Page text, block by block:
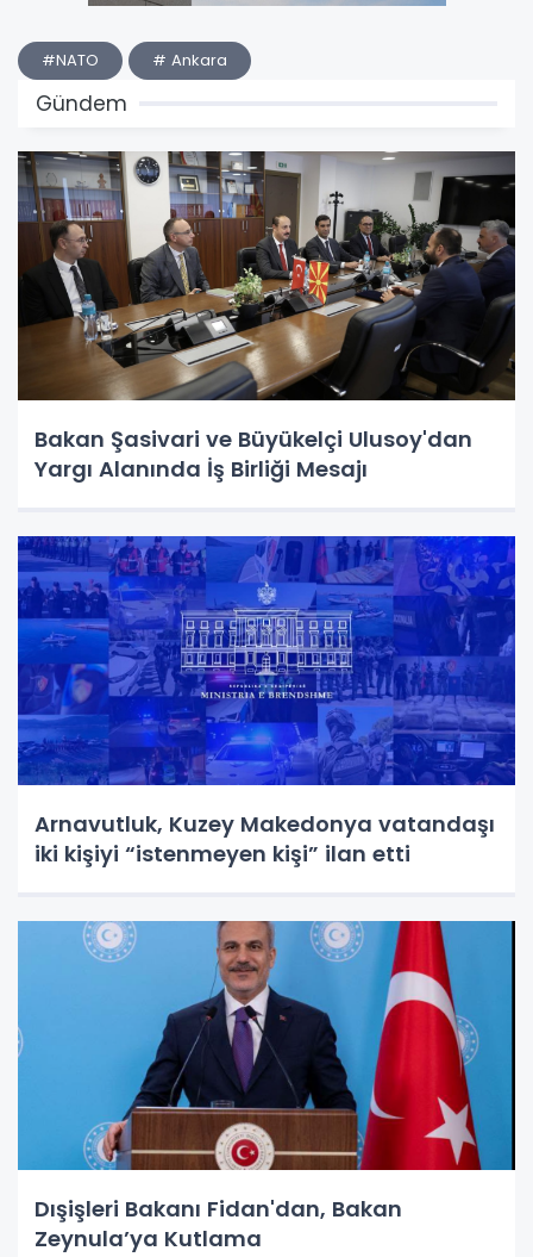
#NATO # Ankara
Gündem
Bakan Şasivari ve Büyükelçi Ulusoy'dan
Yargı Alanında İş Birliği Mesajı
Arnavutluk, Kuzey Makedonya vatandaşı
iki kişiyi “istenmeyen kişi” ilan etti
Dışişleri Bakanı Fidan'dan, Bakan
Zeynula’ya Kutlama